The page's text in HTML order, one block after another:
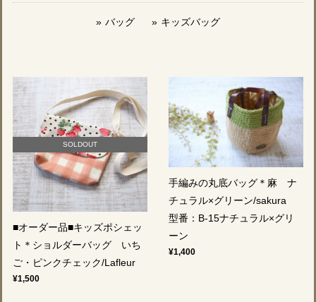
バッグ キッズバッグ
SOLDOUT
■オーダー品■キッズポシェッ
ト＊ショルダーバッグ いち
ご・ピンクチェック/Lafleur
¥1,500
手編みの丸底バッグ＊麻 ナ
チュラル×グリーン/sakura
型番：B-15ナチュラル×グリ
ーン
¥1,400